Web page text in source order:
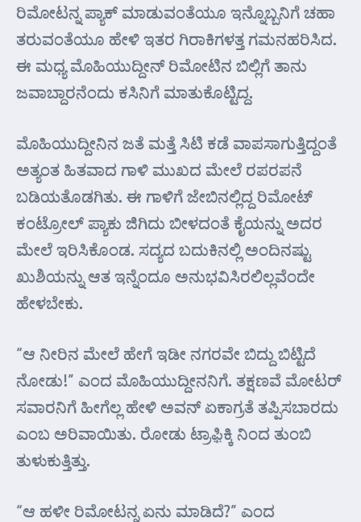
ರಿಮೋಟನ್ನ ಪ್ಯಾಕ್ ಮಾಡುವಂತೆಯೂ ಇನ್ನೊಬ್ಬನಿಗೆ ಚಹಾ
ತರುವಂತೆಯೂ ಹೇಳಿ ಇತರ ಗಿರಾಕಿಗಳತ್ತ ಗಮನಹರಿಸಿದ.
ಈ ಮಧ್ಯ ಮೊಹಿಯುದ್ದೀನ್ ರಿಮೋಟಿನ ಬಿಲ್ಲಿಗೆ ತಾನು
ಜವಾಬ್ದಾರನೆಂದು ಕಸಿನಿಗೆ ಮಾತುಕೊಟ್ಟಿದ್ದ.
ಮೊಹಿಯುದ್ದೀನಿನ ಜತೆ ಮತ್ತೆ ಸಿಟಿ ಕಡೆ ವಾಪಸಾಗುತ್ತಿದ್ದಂತೆ
ಅತ್ಯಂತ ಹಿತವಾದ ಗಾಳಿ ಮುಖದ ಮೇಲೆ ರಪರಪನೆ
ಬಡಿಯತೊಡಗಿತು. ಈ ಗಾಳಿಗೆ ಜೇಬಿನಲ್ಲಿದ್ದ ರಿಮೋಟ್
ಕಂಟ್ರೋಲ್ ಪ್ಯಾಕು ಜಿಗಿದು ಬೀಳದಂತೆ ಕೈಯನ್ನು ಅದರ
ಮೇಲೆ ಇರಿಸಿಕೊಂಡ. ಸದ್ಯದ ಬದುಕಿನಲ್ಲಿ ಅಂದಿನಷ್ಟು
ಖುಶಿಯನ್ನು ಆತ ಇನ್ನೆಂದೂ ಅನುಭವಿಸಿರಲಿಲ್ಲವೆಂದೇ
ಹೇಳಬೇಕು.
“ಆ ನೀರಿನ ಮೇಲೆ ಹೇಗೆ ಇಡೀ ನಗರವೇ ಬಿದ್ದು ಬಿಟ್ಟಿದೆ
ನೋಡು!” ಎಂದ ಮೊಹಿಯುದ್ದೀನನಿಗೆ. ತಕ್ಷಣವೆ ಮೋಟರ್
ಸವಾರನಿಗೆ ಹೀಗೆಲ್ಲ ಹೇಳಿ ಅವನ್ ಏಕಾಗ್ರತೆ ತಪ್ಪಿಸಬಾರದು
ಎಂಬ ಅರಿವಾಯಿತು. ರೋಡು ಟ್ರಾಫ಼ಿಕ್ಕಿ ನಿಂದ ತುಂಬಿ
ತುಳುಕುತ್ತಿತ್ತು.
“ಆ ಹಳೀ ರಿಮೋಟನ್ನ ಏನು ಮಾಡಿದೆ?” ಎಂದ